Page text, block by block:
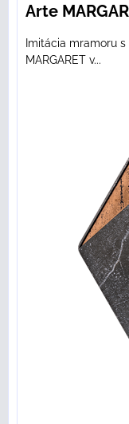
Arte
Imitácia mramoru
MARGARET v...